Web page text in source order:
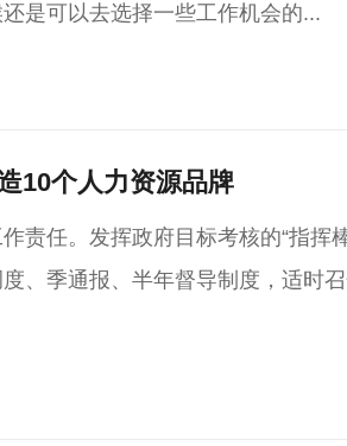
是可以去选择一些工作机会的...
10个人力资源品牌
责任。发挥政府目标考核的“指挥
、季通报、半年督导制度，适时